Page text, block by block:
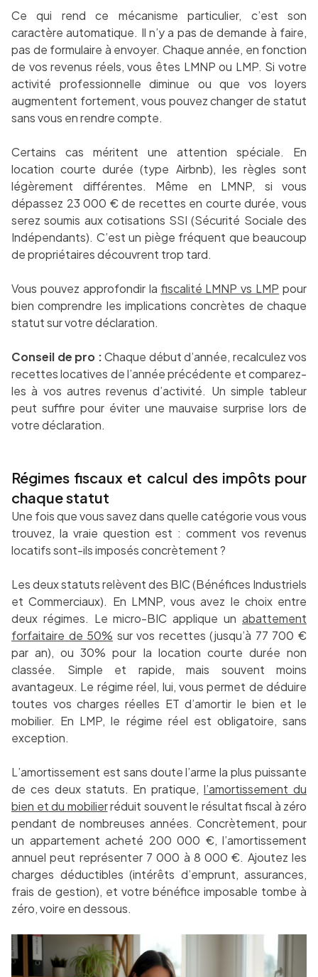
Ce qui rend ce mécanisme particulier, c’est son
caractère automatique. Il n’y a pas de demande à faire,
pas de formulaire à envoyer. Chaque année, en fonction
de vos revenus réels, vous êtes LMNP ou LMP. Si votre
activité professionnelle diminue ou que vos loyers
augmentent fortement, vous pouvez changer de statut
sans vous en rendre compte.
Certains cas méritent une attention spéciale. En
location courte durée (type Airbnb), les règles sont
légèrement différentes. Même en LMNP, si vous
dépassez 23 000 € de recettes en courte durée, vous
serez soumis aux cotisations SSI (Sécurité Sociale des
Indépendants). C’est un piège fréquent que beaucoup
de propriétaires découvrent trop tard.
Vous pouvez approfondir la fiscalité LMNP vs LMP pour
bien comprendre les implications concrètes de chaque
statut sur votre déclaration.
Conseil de pro :Chaque début d’année, recalculez vos
recettes locatives de l’année précédente et comparez-
les à vos autres revenus d’activité. Un simple tableur
peut suffire pour éviter une mauvaise surprise lors de
votre déclaration.
Régimes fiscaux et calcul des impôts pour
chaque statut
Une fois que vous savez dans quelle catégorie vous vous
trouvez, la vraie question est : comment vos revenus
locatifs sont-ils imposés concrètement ?
Les deux statuts relèvent des BIC (Bénéfices Industriels
et Commerciaux). En LMNP, vous avez le choix entre
deux régimes. Le micro-BIC applique un abattement
forfaitaire de 50% sur vos recettes (jusqu’à 77 700 €
par an), ou 30% pour la location courte durée non
classée. Simple et rapide, mais souvent moins
avantageux. Le régime réel, lui, vous permet de déduire
toutes vos charges réelles ET d’amortir le bien et le
mobilier. En LMP, le régime réel est obligatoire, sans
exception.
L’amortissement est sans doute l’arme la plus puissante
de ces deux statuts. En pratique,l’amortissement du
bien et du mobilierréduit souvent le résultat fiscal à zéro
pendant de nombreuses années. Concrètement, pour
un appartement acheté 200 000 €, l’amortissement
annuel peut représenter 7 000 à 8 000 €. Ajoutez les
charges déductibles (intérêts d’emprunt, assurances,
frais de gestion), et votre bénéfice imposable tombe à
zéro, voire en dessous.